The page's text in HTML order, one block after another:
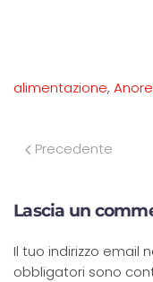
alimentazione,
Precedente
Lascia un
Il tuo indirizzo email
obbligatori sono